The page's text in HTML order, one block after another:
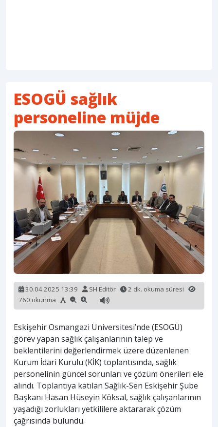
ESOGÜ sağlık
personeline müjde
30.04.2025 13:39 SH Editör
2 dk. okuma süresi
760 okunma
Eskişehir Osmangazi Üniversitesi’nde (ESOGÜ)
görev yapan sağlık çalışanlarının talep ve
beklentilerini değerlendirmek üzere düzenlenen
Kurum İdari Kurulu (KİK) toplantısında, sağlık
personelinin güncel sorunları ve çözüm önerileri ele
alındı. Toplantıya katılan Sağlık-Sen Eskişehir Şube
Başkanı Hasan Hüseyin Köksal, sağlık çalışanlarının
yaşadığı zorlukları yetkililere aktararak çözüm
çağrısında bulundu.